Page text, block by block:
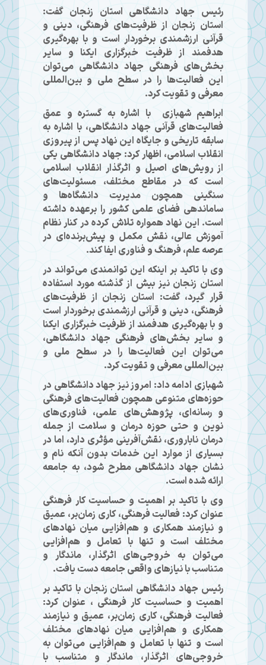
رئیس جهاد دانشگاهی استان زنجان گفت:
استان زنجان از ظرفیت‌های فرهنگی، دینی و
قرآنی ارزشمندی برخوردار است و با بهره‌گیری
هدفمند از ظرفیت خبرگزاری ایکنا و سایر
بخش‌های فرهنگی جهاد دانشگاهی می‌توان
این فعالیت‌ها را در سطح ملی و بین‌المللی
معرفی و تقویت کرد.
ابراهیم شهبازی با اشاره به گستره و عمق
فعالیت‌های قرآنی جهاد دانشگاهی، با اشاره به
سابقه تاریخی و جایگاه این نهاد پس از پیروزی
انقلاب اسلامی، اظهار کرد: جهاد دانشگاهی یکی
از رویش‌های اصیل و اثرگذار انقلاب اسلامی
است که در مقاطع مختلف، مسئولیت‌های
سنگینی همچون مدیریت دانشگاه‌ها و
ساماندهی فضای علمی کشور را برعهده داشته
است. این نهاد همواره تلاش کرده در کنار نظام
آموزش عالی، نقش مکمل و پیش‌برنده‌ای در
عرصه علم، فرهنگ و فناوری ایفا کند.
وی با تاکید بر اینکه این توانمندی می‌تواند در
استان زنجان نیز بیش از گذشته مورد استفاده
قرار گیرد، گفت: استان زنجان از ظرفیت‌های
فرهنگی، دینی و قرآنی ارزشمندی برخوردار است
و با بهره‌گیری هدفمند از ظرفیت خبرگزاری ایکنا
و سایر بخش‌های فرهنگی جهاد دانشگاهی،
می‌توان این فعالیت‌ها را در سطح ملی و
بین‌المللی معرفی و تقویت کرد.
شهبازی ادامه داد: امروز نیز جهاد دانشگاهی در
حوزه‌های متنوعی همچون فعالیت‌های فرهنگی
و رسانه‌ای، پژوهش‌های علمی، فناوری‌های
نوین و حتی حوزه درمان و سلامت از جمله
درمان ناباروری، نقش‌آفرینی مؤثری دارد، اما در
بسیاری از موارد این خدمات بدون آنکه نام و
نشان جهاد دانشگاهی مطرح شود، به جامعه
ارائه شده است.
وی با تاکید بر اهمیت و حساسیت کار فرهنگی
عنوان کرد: فعالیت فرهنگی، کاری زمان‌بر، عمیق
و نیازمند همکاری و هم‌افزایی میان نهادهای
مختلف است و تنها با تعامل و هم‌افزایی
می‌توان به خروجی‌های اثرگذار، ماندگار و
متناسب با نیازهای واقعی جامعه دست یافت.
رئیس جهاد دانشگاهی استان زنجان با تاکید بر
اهمیت و حساسیت کار فرهنگی ، عنوان کرد:
فعالیت فرهنگی، کاری زمان‌بر، عمیق و نیازمند
همکاری و هم‌افزایی میان نهادهای مختلف
است و تنها با تعامل و هم‌افزایی می‌توان به
خروجی‌های اثرگذار، ماندگار و متناسب با